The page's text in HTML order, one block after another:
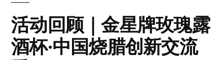
活动回顾｜金星牌玫瑰露
酒杯·中国烧腊创新交流